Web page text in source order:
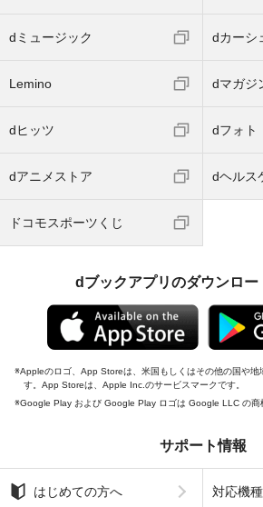
dミュージック dカーシ
Lemino dマガジ
dヒッツ dフォト
dアニメストア dヘルス
ドコモスポーツくじ
dブックアプリのダウンロー
Appleのロゴ、App Storeは、米国もしくはその他の国や
す。App Storeは、Apple Inc.のサービスマークです。
Google Play および Google Play ロゴは Google LLC の商
サポート情報
はじめての方へ 対応機